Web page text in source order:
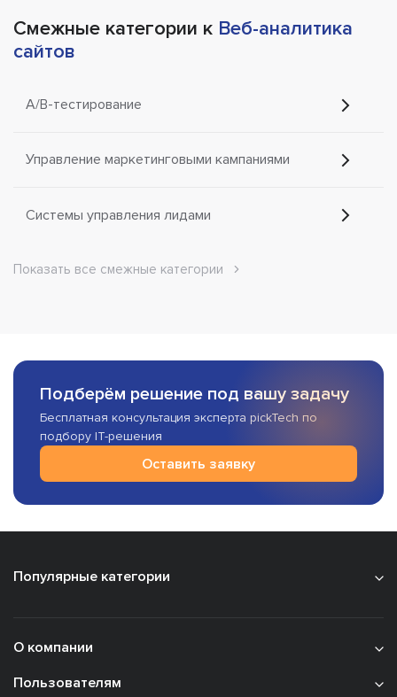
Смежные категории к Веб-аналитика
сайтов
A/B-тестирование
Управление маркетинговыми кампаниями
Системы управления лидами
Показать все смежные категории
Подберём решение под вашу задачу
Бесплатная консультация эксперта pickTech по
подбору IT-решения
Оставить заявку
Популярные категории
О компании
Пользователям